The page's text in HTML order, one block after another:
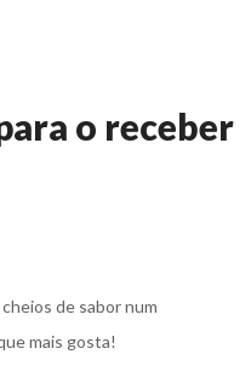
o receber
de sabor num
mais gosta!